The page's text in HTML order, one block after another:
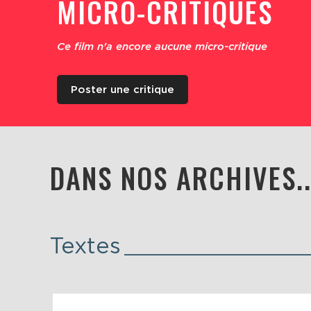
MICRO-CRITIQUES
Ce film n'a encore aucune micro-critique
Poster une critique
DANS NOS
Textes